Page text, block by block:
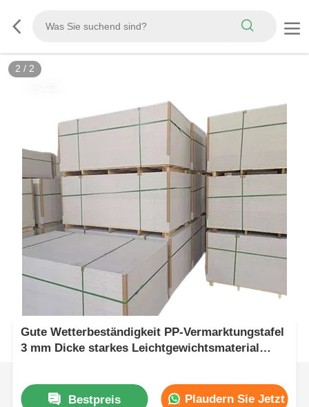
2 / 2
Gute Wetterbeständigkeit PP-Vermarktungstafel
3 mm Dicke starkes Leichtgewichtsmaterial
Bestpreis Plaudern Sie Jetzt